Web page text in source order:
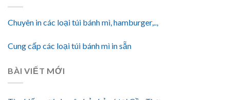
Chuyên in các loại túi bánh mì, hamburger,..,
Cung cấp các loại túi bánh mì in sẵn
BÀI VIẾT MỚI